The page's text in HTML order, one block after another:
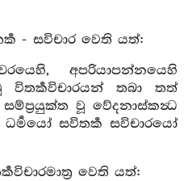
- සවිචාර වෙති යත්:
අපරියාපන්නයෙහි
විතර්‍කවිචාරයන් තබා තත්
වූ වේදනාස්කන්‍ධ
සවිතර්‍ක සවිචාරයෝ
වෙති යත්: